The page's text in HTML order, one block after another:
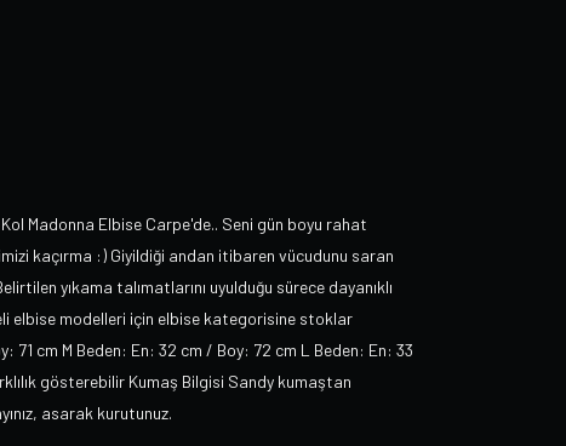
Madonna Elbise Carpe'de.. Seni gün boyu rahat
kaçırma :) Giyildiği andan itibaren vücudunu saran
yıkama talımatlarını uyulduğu sürece dayanıklı
elbise modelleri için elbise kategorisine stoklar
71 cm M Beden: En: 32 cm / Boy: 72 cm L Beden: En: 33
gösterebilir Kumaş Bilgisi Sandy kumaştan
asarak kurutunuz.